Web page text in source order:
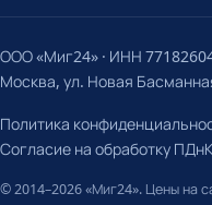
ООО «Миг24» · ИНН
Москва, ул. Новая
Политика
Согласие на обработку ПДн
© 2014–2026 «Миг24». Цены на